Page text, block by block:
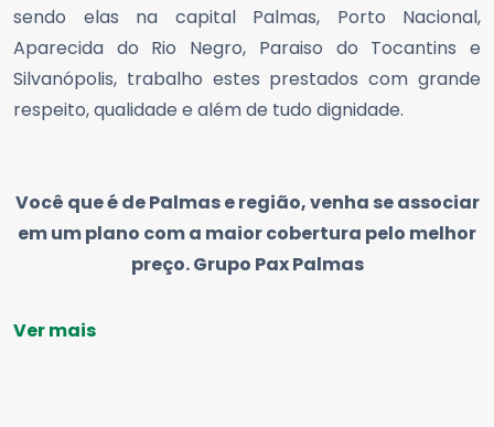
sendo elas na capital Palmas, Porto Nacional,
Aparecida do Rio Negro, Paraiso do Tocantins e
Silvanópolis, trabalho estes prestados com grande
respeito, qualidade e além de tudo dignidade.
Você que é de Palmas e região, venha se associar
em um plano com a maior cobertura pelo melhor
preço. Grupo Pax Palmas
Ver mais